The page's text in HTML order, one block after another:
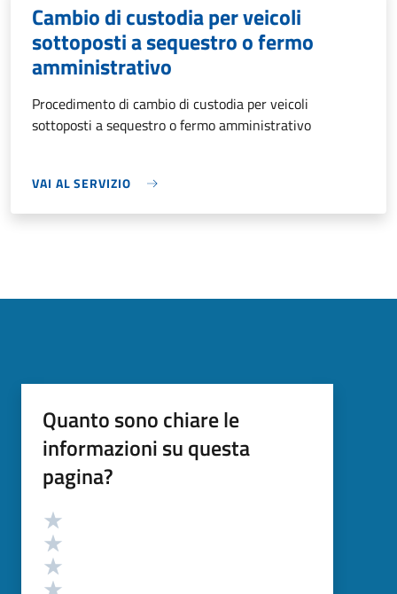
Cambio di custodia per veicoli
sottoposti a sequestro o fermo
amministrativo
Procedimento di cambio di custodia per veicoli
sottoposti a sequestro o fermo amministrativo
VAI AL SERVIZIO
Quanto sono chiare le
informazioni su questa
pagina?
Valutazione